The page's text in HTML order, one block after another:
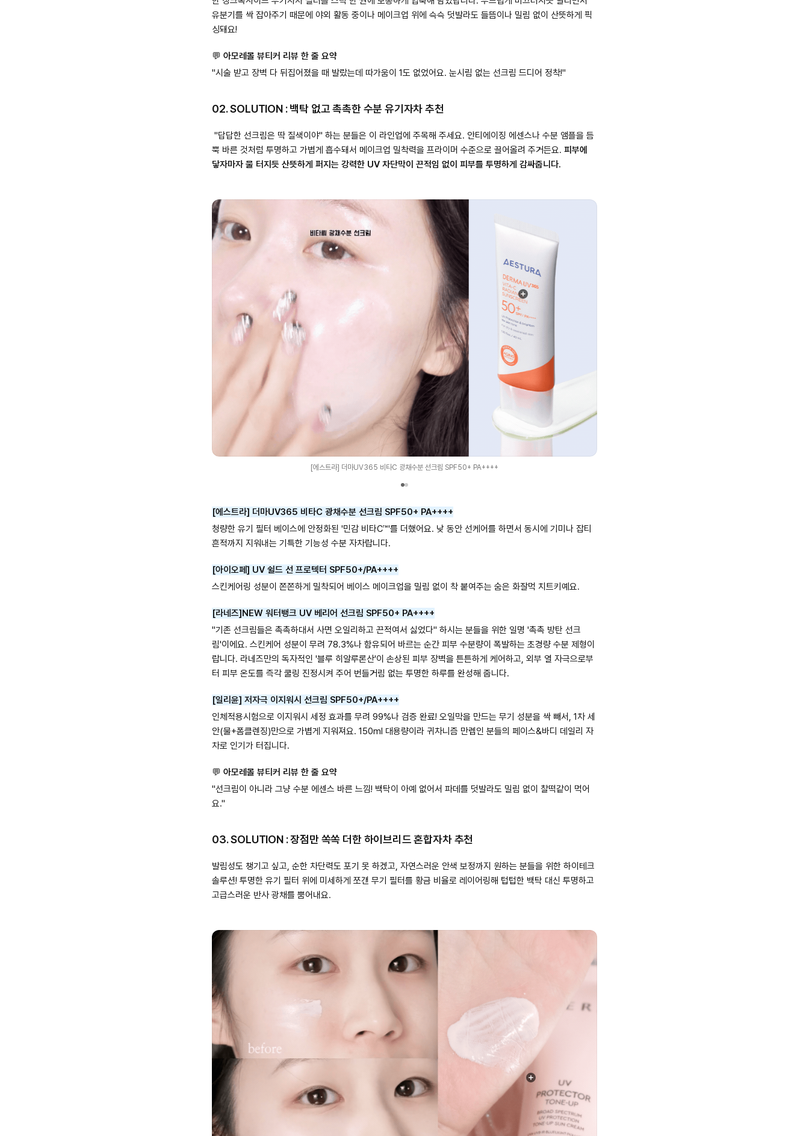
유분기를 싹 잡아주기 때문에 야외 활동 중이나 메이크업 위에 슥슥 덧발라도 들뜸이나 밀림 없이 산뜻하게 픽
싱돼요!
💬 아모레몰 뷰티커 리뷰 한 줄 요약
"시술 받고 장벽 다 뒤집어졌을 때 발랐는데 따가움이 1도 없었어요. 눈시림 없는 선크림 드디어 정착!"
02. SOLUTION : 백탁 없고 촉촉한 수분 유기자차 추천
"답답한 선크림은 딱 질색이야" 하는 분들은 이 라인업에 주목해 주세요. 안티에이징 에센스나 수분 앰플을 듬
뿍 바른 것처럼 투명하고 가볍게 흡수돼서 메이크업 밀착력을 프라이머 수준으로 끌어올려 주거든요. 피부에
닿자마자 물 터지듯 산뜻하게 퍼지는 강력한 UV 차단막이 끈적임 없이 피부를 투명하게 감싸줍니다.
[에스트라] 더마UV365 비타C 광채수분 선크림 SPF50+ PA++++
[에스트라] 더마UV365 비타C 광채수분 선크림 SPF50+ PA++++
청량한 유기 필터 베이스에 안정화된 '민감 비타C™'를 더했어요. 낮 동안 선케어를 하면서 동시에 기미나 잡티
흔적까지 지워내는 기특한 기능성 수분 자차랍니다.
[아이오페] UV 쉴드 선 프로텍터 SPF50+/PA++++
스킨케어링 성분이 쫀쫀하게 밀착되어 베이스 메이크업을 밀림 없이 착 붙여주는 숨은 화잘먹 치트키예요.
[라네즈]NEW 워터뱅크 UV 베리어 선크림 SPF50+ PA++++
"기존 선크림들은 촉촉하대서 사면 오일리하고 끈적여서 싫었다" 하시는 분들을 위한 일명 '촉촉 방탄 선크
림'이에요. 스킨케어 성분이 무려 78.3%나 함유되어 바르는 순간 피부 수분량이 폭발하는 초경량 수분 제형이
랍니다. 라네즈만의 독자적인 '블루 히알루론산'이 손상된 피부 장벽을 튼튼하게 케어하고, 외부 열 자극으로부
터 피부 온도를 즉각 쿨링 진정시켜 주어 번들거림 없는 투명한 하루를 완성해 줍니다.
[일리윤] 저자극 이지워시 선크림 SPF50+/PA++++
인체적용시험으로 이지워시 세정 효과를 무려 99%나 검증 완료! 오일막을 만드는 무기 성분을 싹 빼서, 1차 세
안(물+폼클렌징)만으로 가볍게 지워져요. 150ml 대용량이라 귀차니즘 만렙인 분들의 페이스&바디 데일리 자
차로 인기가 터집니다.
💬 아모레몰 뷰티커 리뷰 한 줄 요약
"선크림이 아니라 그냥 수분 에센스 바른 느낌! 백탁이 아예 없어서 파데를 덧발라도 밀림 없이 찰떡같이 먹어
요."
03. SOLUTION : 장점만 쏙쏙 더한 하이브리드 혼합자차 추천
발림성도 챙기고 싶고, 순한 차단력도 포기 못 하겠고, 자연스러운 안색 보정까지 원하는 분들을 위한 하이테크
솔루션! 투명한 유기 필터 위에 미세하게 쪼갠 무기 필터를 황금 비율로 레이어링해 텁텁한 백탁 대신 투명하고
고급스러운 반사 광채를 뿜어내요.